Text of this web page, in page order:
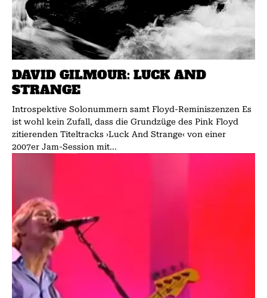
DAVID GILMOUR: LUCK AND
STRANGE
Introspektive Solonummern samt Floyd-Reminiszenzen Es
ist wohl kein Zufall, dass die Grundzüge des Pink Floyd
zitierenden Titeltracks ›Luck And Strange‹ von einer
2007er Jam-Session mit...